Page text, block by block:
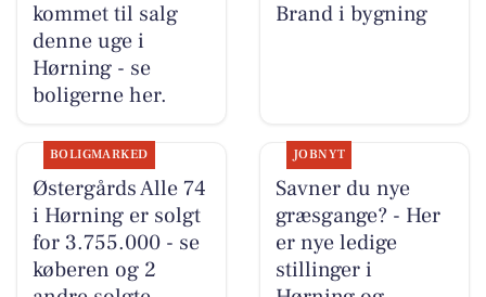
kommet til salg
denne uge i
Hørning - se
boligerne her.
Brand i bygning
BOLIGMARKED
Østergårds Alle 74
i Hørning er solgt
for 3.755.000 - se
køberen og 2
JOBNYT
Savner du nye
græsgange? - Her
er nye ledige
stillinger i